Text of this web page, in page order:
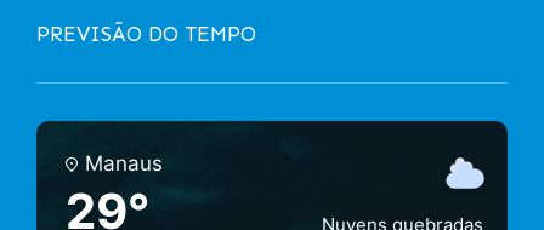
PREVISÃO DO TEMPO
Manaus
29° Nuvens quebradas